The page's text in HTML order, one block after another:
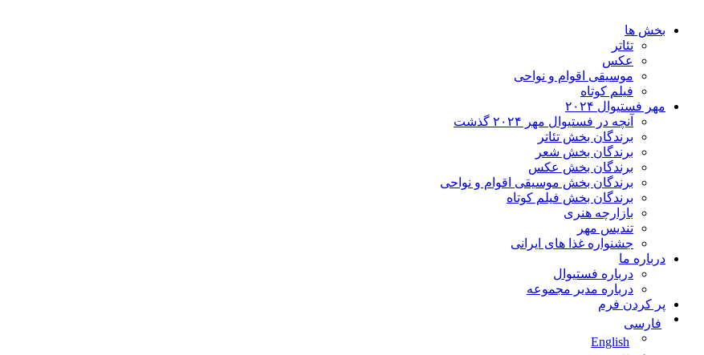
بخش ها
تئاتر
عکس
موسیقی اقوام و نواحی
فیلم کوتاه
مهر فستیوال ۲۰۲۴
آنچه در فستیوال مهر ۲۰۲۴ گذشت
برندگان بخش تئاتر
برندگان بخش شعر
برندگان بخش عکس
برندگان بخش موسیقی اقوام و نواحی
برندگان بخش فیلم کوتاه
بازارچه هنری
تندیس مهر
جشنواره غذا های ایرانی
درباره ما
درباره فستیوال
درباره مدیر مجموعه
پر کردن فرم
فارسی
English